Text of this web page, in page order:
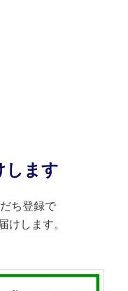
します
ち登録で
します。